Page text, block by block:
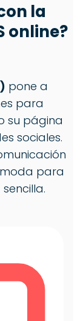
la
online?
pone a
para
su página
sociales.
para